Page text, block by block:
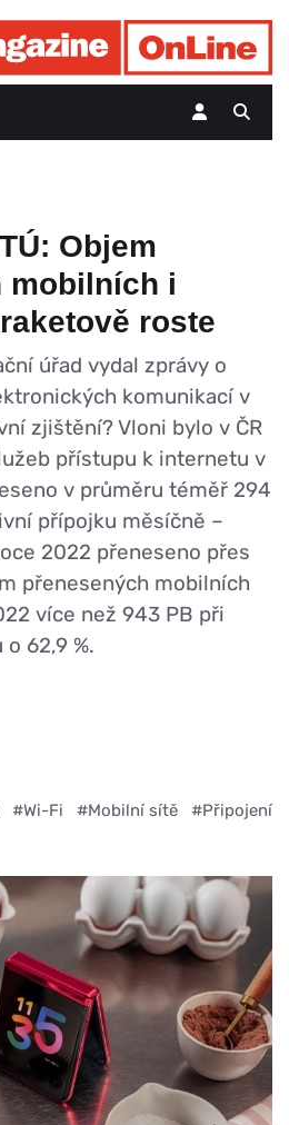
Objem
mobilních i
roste
úřad vydal zprávy o
komunikací v
zjištění? Vloni bylo v ČR
přístupu k internetu v
v průměru téměř 294
přípojku měsíčně –
2022 přeneseno přes
přenesených mobilních
více než 943 PB při
62,9 %.
#Wi-Fi #Mobilní sítě #Připojení